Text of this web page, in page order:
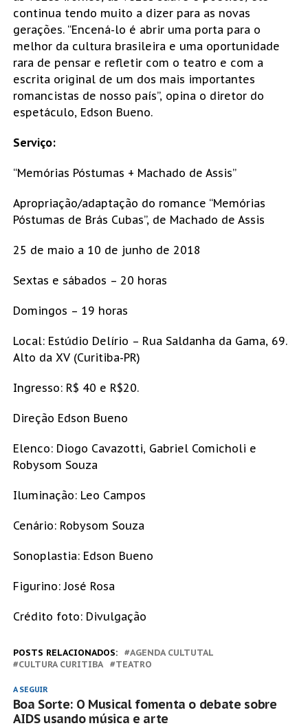
continua tendo muito a dizer para as novas
gerações. “Encená-lo é abrir uma porta para o
melhor da cultura brasileira e uma oportunidade
rara de pensar e refletir com o teatro e com a
escrita original de um dos mais importantes
romancistas de nosso país”, opina o diretor do
espetáculo, Edson Bueno.
Serviço:
“Memórias Póstumas + Machado de Assis”
Apropriação/adaptação do romance “Memórias
Póstumas de Brás Cubas”, de Machado de Assis
25 de maio a 10 de junho de 2018
Sextas e sábados – 20 horas
Domingos – 19 horas
Local: Estúdio Delírio – Rua Saldanha da Gama, 69.
Alto da XV (Curitiba-PR)
Ingresso: R$ 40 e R$20.
Direção Edson Bueno
Elenco: Diogo Cavazotti, Gabriel Comicholi e
Robysom Souza
Iluminação: Leo Campos
Cenário: Robysom Souza
Sonoplastia: Edson Bueno
Figurino: José Rosa
Crédito foto: Divulgação
POSTS RELACIONADOS:
AGENDA CULTUTAL
CULTURA CURITIBA
TEATRO
A SEGUIR
Boa Sorte: O Musical fomenta o debate sobre
AIDS usando música e arte